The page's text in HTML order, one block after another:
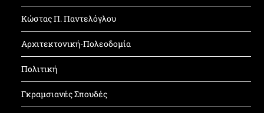
Κώστας Π. Παντελόγλου
Αρχιτεκτονική-Πολεοδομία
Πολιτική
Γκραμσιανές Σπουδές